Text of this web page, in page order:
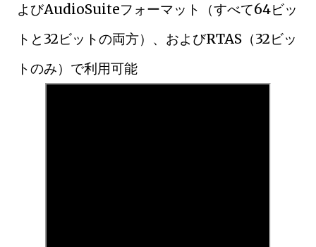
よびAudioSuiteフォーマット（すべて64ビッ
トと32ビットの両方）、およびRTAS（32ビッ
トのみ）で利用可能